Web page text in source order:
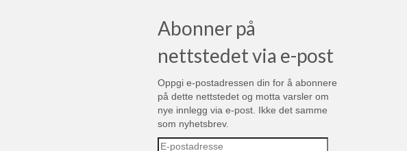
Abonner på
nettstedet via e-post
Oppgi e-postadressen din for å abonnere
på dette nettstedet og motta varsler om
nye innlegg via e-post. Ikke det samme
som nyhetsbrev.
E-